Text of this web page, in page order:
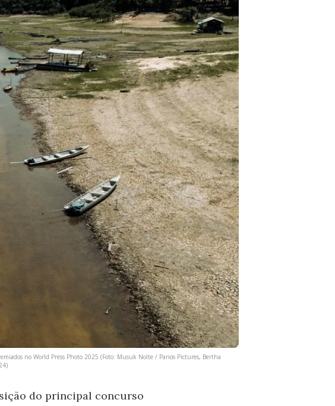
no World Press Photo 2025 (Foto: Musuk Nolte / Panos Pictures, Bertha
do principal concurso